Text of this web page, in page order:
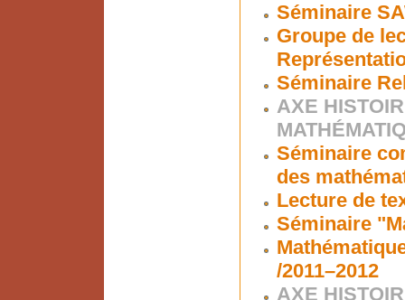
Séminaire
Groupe de
Séminaire
AXE
Séminaire
des
Lecture de
Séminaire
/2011–2012
AXE